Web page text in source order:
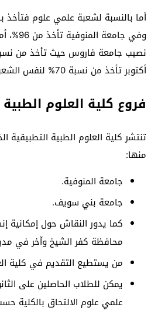
وفي
أكتوبر تأخذ من نسبة 70% لنفس الشعبة.
فروع كلية العلوم الطبية
تنتشر كلية العلوم الطبية
منها:
جامعة المنوفية.
جامعة بني سويف.
كما يدور النقاش حول إمكانية
محافظة كفر الشيخ وآخر في
من يستطيع التقديم في كلية
يمكن للطلاب الحاصلين على
علمي علوم الالتحاق بالكلية